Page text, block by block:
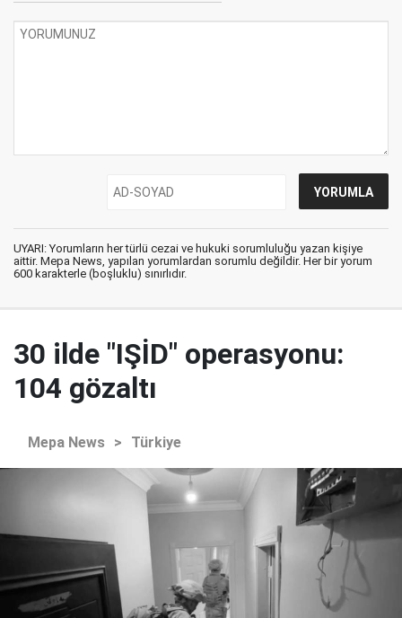
UYARI: Yorumların her türlü cezai ve hukuki sorumluluğu yazan kişiye
aittir. Mepa News, yapılan yorumlardan sorumlu değildir. Her bir yorum
600 karakterle (boşluklu) sınırlıdır.
30 ilde "IŞİD" operasyonu:
104 gözaltı
Mepa News > Türkiye